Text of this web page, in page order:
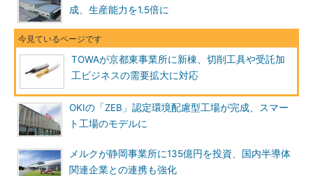
成、生産能力を1.5倍に
TOWAが京都東事業所に新棟、切削工具や受託加
工ビジネスの需要拡大に対応
OKIの「ZEB」認定環境配慮型工場が完成、スマー
ト工場のモデルに
メルクが静岡事業所に135億円を投資、国内半導体
関連企業との連携も強化